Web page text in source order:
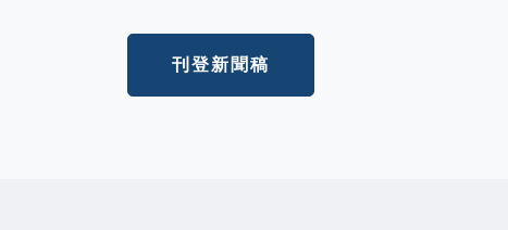
刊登新聞稿